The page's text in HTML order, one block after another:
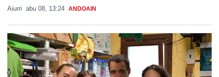
Aiurri abu 08, 13:24 ANDOAIN